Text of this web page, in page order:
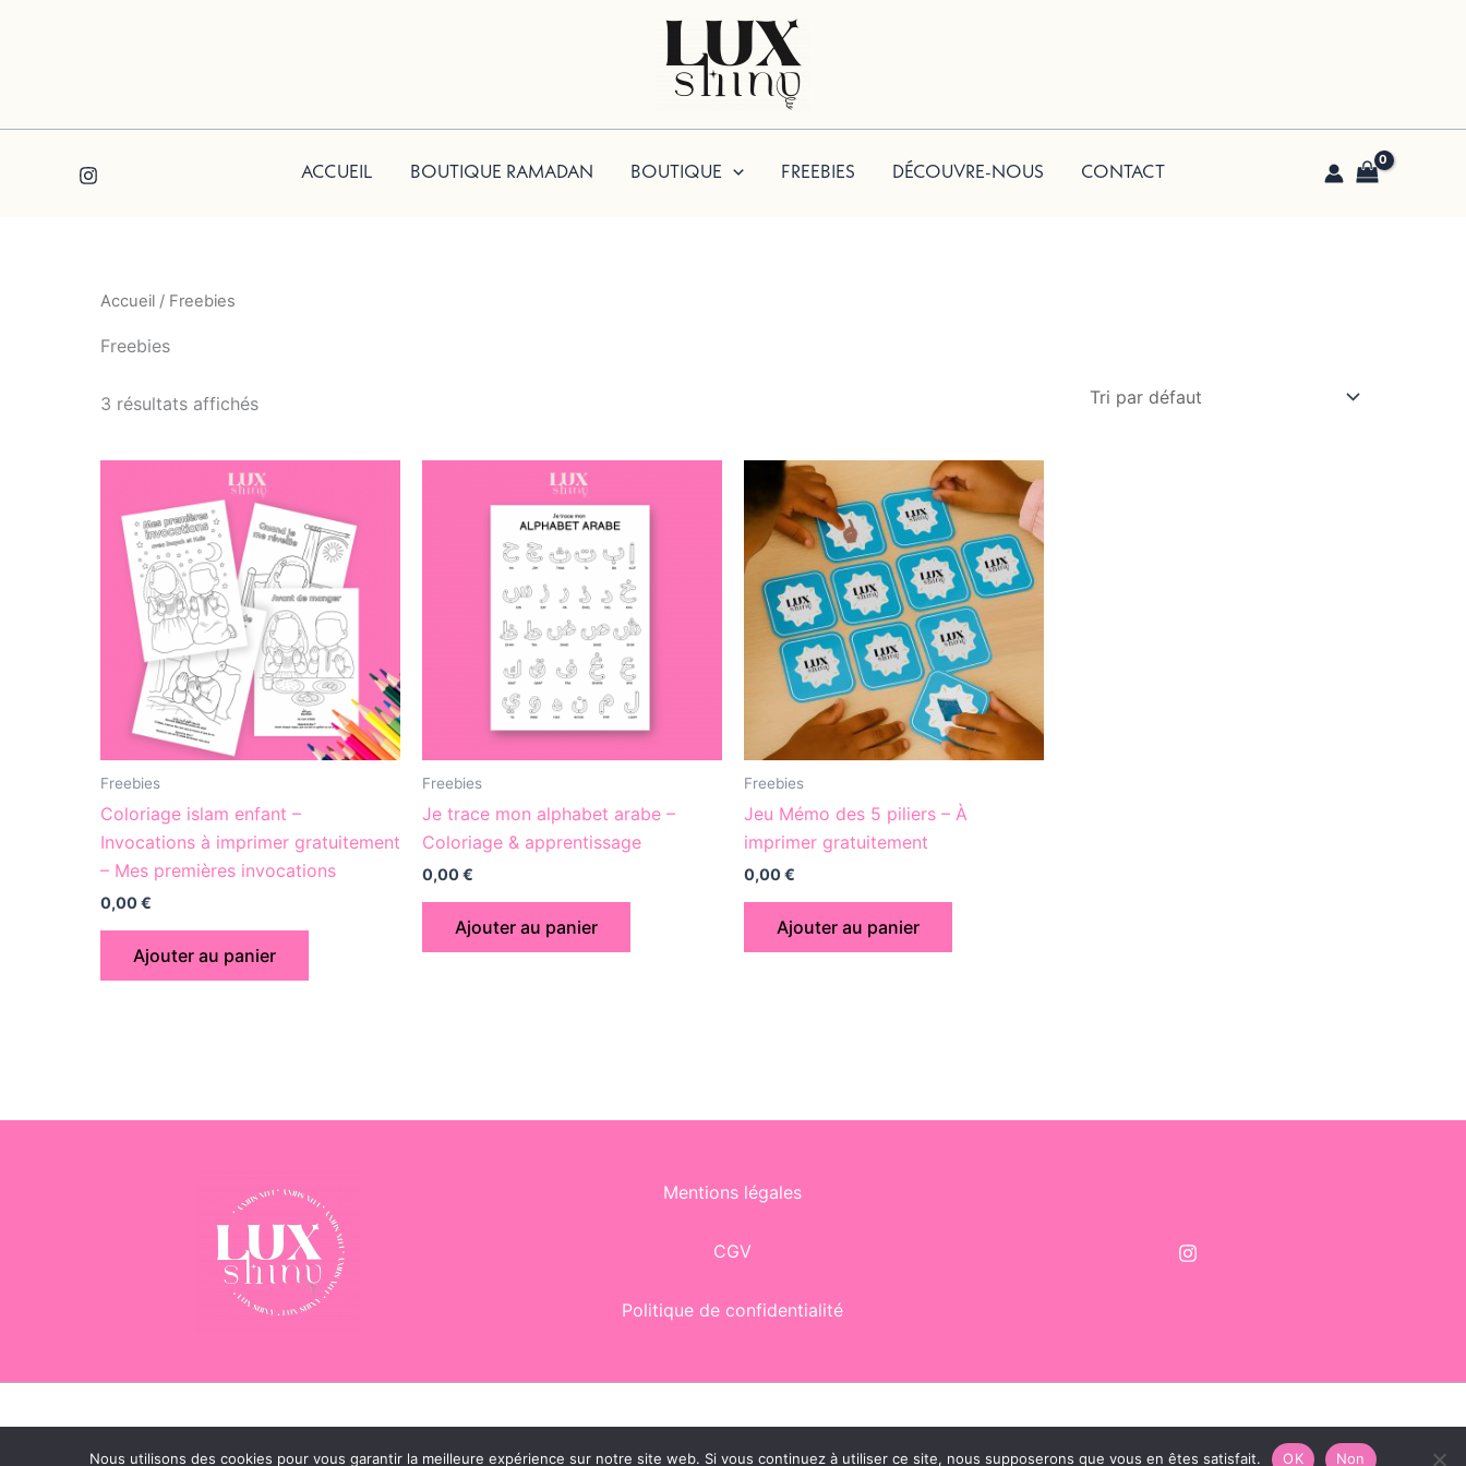
ACCUEIL BOUTIQUE RAMADAN BOUTIQUE FREEBIES DÉCOUVRE-NOUS CONTACT
Accueil / Freebies
Freebies
3 résultats affichés
Freebies
Coloriage islam enfant –
Invocations à imprimer gratuitement
– Mes premières invocations
0,00€
Ajouter au panier
Freebies
Je trace mon alphabet arabe –
Coloriage & apprentissage
0,00€
Ajouter au panier
Freebies
Jeu Mémo des 5 piliers – À
imprimer gratuitement
0,00€
Ajouter au panier
Mentions légales
CGV
Politique de confidentialité
Nous utilisons des cookies pour vous garantir la meilleure expérience sur notre site web. Si vous continuez à utiliser ce site, nous supposerons que vous en êtes satisfait. OK Non